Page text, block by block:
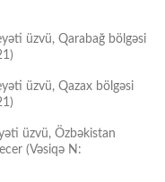
üzvü, Qarabağ bölgəsi
üzvü, Qazax bölgəsi
üzvü, Özbəkistan
(Vəsiqə N: